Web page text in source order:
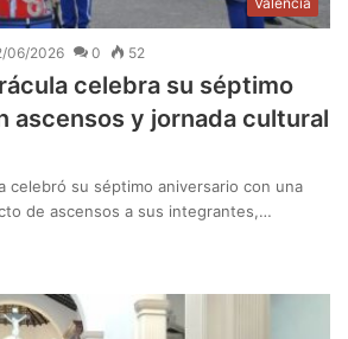
06/2026 0 52
celebra su séptimo
ascensos y jornada cultural
celebró su séptimo aniversario con una
de ascensos a sus integrantes,…